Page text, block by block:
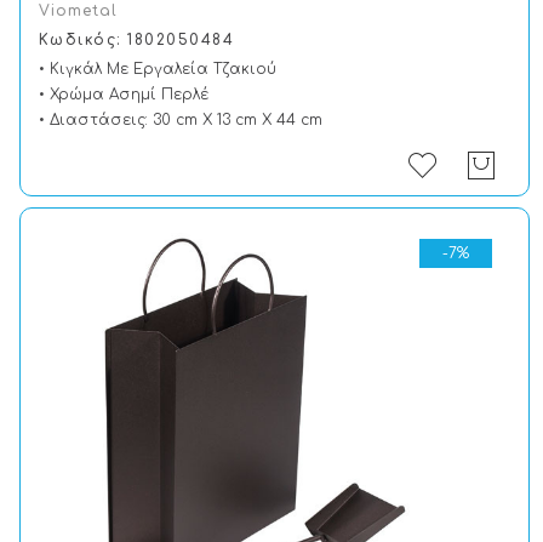
Viometal
Κωδικός: 1802050484
• Κιγκάλ Με Εργαλεία Τζακιού
• Χρώμα Ασημί Περλέ
• Διαστάσεις: 30 cm X 13 cm X 44 cm
-7%